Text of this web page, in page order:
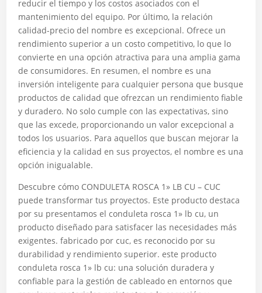
reducir el tiempo y los costos asociados con el
mantenimiento del equipo. Por último, la relación
calidad-precio del nombre es excepcional. Ofrece un
rendimiento superior a un costo competitivo, lo que lo
convierte en una opción atractiva para una amplia gama
de consumidores. En resumen, el nombre es una
inversión inteligente para cualquier persona que busque
productos de calidad que ofrezcan un rendimiento fiable
y duradero. No solo cumple con las expectativas, sino
que las excede, proporcionando un valor excepcional a
todos los usuarios. Para aquellos que buscan mejorar la
eficiencia y la calidad en sus proyectos, el nombre es una
opción inigualable.
Descubre cómo CONDULETA ROSCA 1» LB CU – CUC
puede transformar tus proyectos. Este producto destaca
por su presentamos el conduleta rosca 1» lb cu, un
producto diseñado para satisfacer las necesidades más
exigentes. fabricado por cuc, es reconocido por su
durabilidad y rendimiento superior. este producto
conduleta rosca 1» lb cu: una solución duradera y
confiable para la gestión de cableado en entornos que